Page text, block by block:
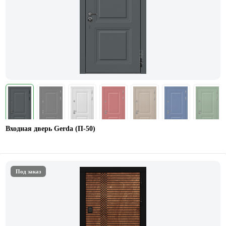
Входная дверь Gerda (П-50)
Под заказ